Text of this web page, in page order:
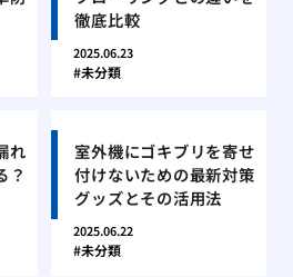
徹底比較
2025.06.23
未分類
れ
？
室外機にゴキブリを寄せ
付けないための最新対策
グッズとその活用法
2025.06.22
未分類